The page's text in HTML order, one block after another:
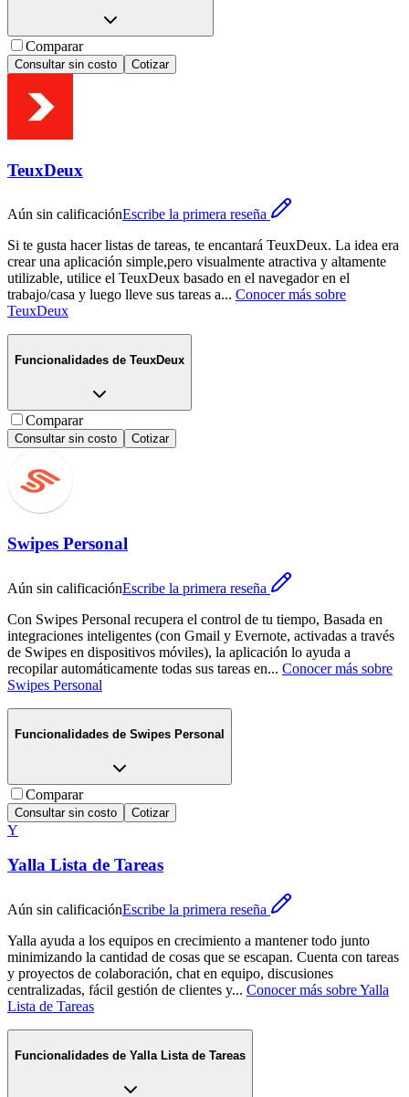
Comparar
Consultar sin costo Cotizar
TeuxDeux
Aún sin calificaciónEscribe la primera reseña
Si te gusta hacer listas de tareas, te encantará TeuxDeux. La idea era
crear una aplicación simple,pero visualmente atractiva y altamente
utilizable, utilice el TeuxDeux basado en el navegador en el
trabajo/casa y luego lleve sus tareas a... Conocer más sobre
TeuxDeux
Funcionalidades de TeuxDeux
Comparar
Consultar sin costo Cotizar
Swipes Personal
Aún sin calificaciónEscribe la primera reseña
Con Swipes Personal recupera el control de tu tiempo, Basada en
integraciones inteligentes (con Gmail y Evernote, activadas a través
de Swipes en dispositivos móviles), la aplicación lo ayuda a
recopilar automáticamente todas sus tareas en... Conocer más sobre
Swipes Personal
Funcionalidades de Swipes Personal
Comparar
Consultar sin costo Cotizar
Y
Yalla Lista de Tareas
Aún sin calificaciónEscribe la primera reseña
Yalla ayuda a los equipos en crecimiento a mantener todo junto
minimizando la cantidad de cosas que se escapan. Cuenta con tareas
y proyectos de colaboración, chat en equipo, discusiones
centralizadas, fácil gestión de clientes y... Conocer más sobreYalla
Lista de Tareas
Funcionalidades de Yalla Lista de Tareas